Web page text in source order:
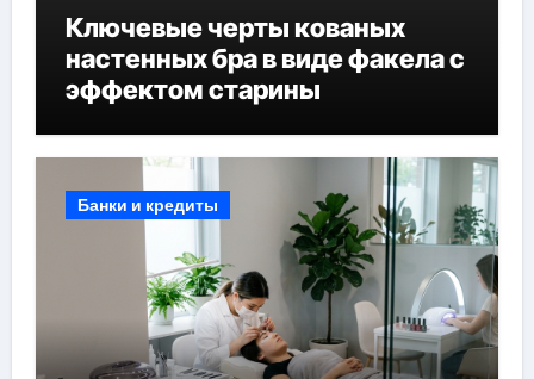
Ключевые черты кованых
настенных бра в виде факела с
эффектом старины
Банки и кредиты